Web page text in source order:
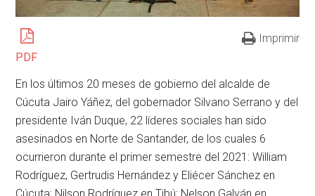
PDF
Imprimir
En los últimos 20 meses de gobierno del alcalde de
Cúcuta Jairo Yáñez, del gobernador Silvano Serrano y del
presidente Iván Duque, 22 líderes sociales han sido
asesinados en Norte de Santander, de los cuales 6
ocurrieron durante el primer semestre del 2021: William
Rodríguez, Gertrudis Hernández y Eliécer Sánchez en